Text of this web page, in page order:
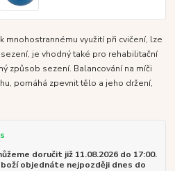
mnohostrannému využití při cvičení, lze
je vhodný také pro rehabilitační
způsob sezení. Balancování na míči
pomáhá zpevnit tělo a jeho držení,
doručit již 11.08.2026 do 17:00.
objednáte nejpozději dnes do